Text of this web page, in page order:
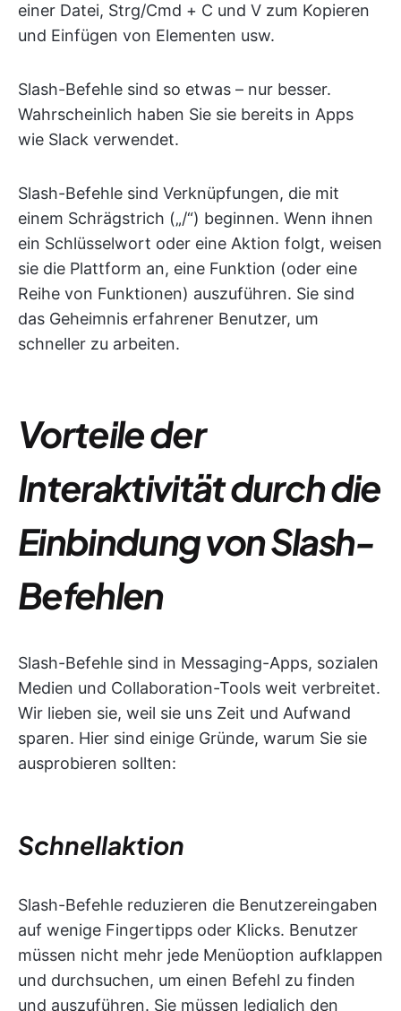
einer Datei, Strg/Cmd + C und V zum Kopieren
und Einfügen von Elementen usw.
Slash-Befehle sind so etwas – nur besser.
Wahrscheinlich haben Sie sie bereits in Apps
wie Slack verwendet.
Slash-Befehle sind Verknüpfungen, die mit
einem Schrägstrich („/“) beginnen. Wenn ihnen
ein Schlüsselwort oder eine Aktion folgt, weisen
sie die Plattform an, eine Funktion (oder eine
Reihe von Funktionen) auszuführen. Sie sind
das Geheimnis erfahrener Benutzer, um
schneller zu arbeiten.
Vorteile der
Interaktivität durch die
Einbindung von Slash-
Befehlen
Slash-Befehle sind in Messaging-Apps, sozialen
Medien und Collaboration-Tools weit verbreitet.
Wir lieben sie, weil sie uns Zeit und Aufwand
sparen. Hier sind einige Gründe, warum Sie sie
ausprobieren sollten:
Schnellaktion
Slash-Befehle reduzieren die Benutzereingaben
auf wenige Fingertipps oder Klicks. Benutzer
müssen nicht mehr jede Menüoption aufklappen
und durchsuchen, um einen Befehl zu finden
und auszuführen. Sie müssen lediglich den